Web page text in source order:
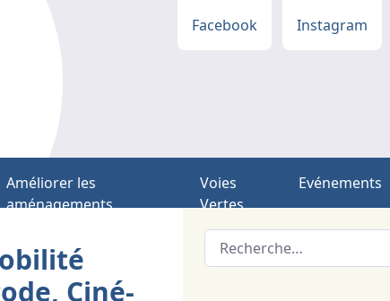
Facebook Instagram
Améliorer les
aménagements
Voies
Vertes
Evénements
Ciné-